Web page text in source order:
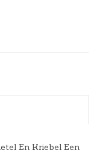
En Kriebel Een